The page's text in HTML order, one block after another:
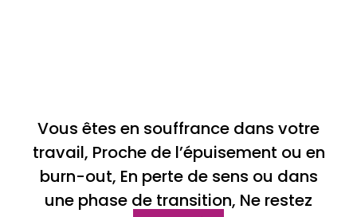
Vous êtes en souffrance dans votre
travail, Proche de l’épuisement ou en
burn-out, En perte de sens ou dans
une phase de transition, Ne restez